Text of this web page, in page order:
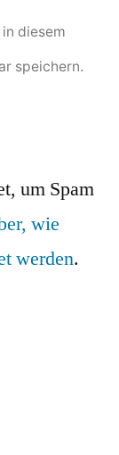
diesem
speichern.
um Spam
wie
werden.